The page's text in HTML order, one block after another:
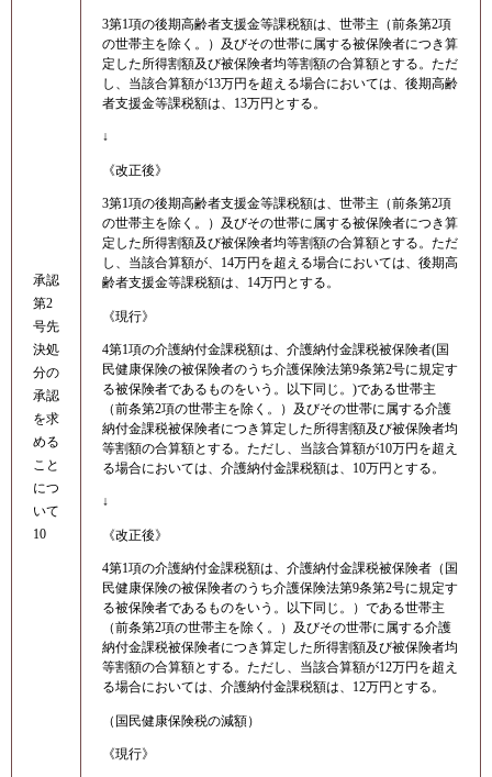
承認
第2
号先
決処
分の
承認
を求
める
こと
につ
いて
10
3第1項の後期高齢者支援金等課税額は、世帯主（前条第2項
の世帯主を除く。）及びその世帯に属する被保険者につき算
定した所得割額及び被保険者均等割額の合算額とする。ただ
し、当該合算額が13万円を超える場合においては、後期高齢
者支援金等課税額は、13万円とする。
↓
《改正後》
3第1項の後期高齢者支援金等課税額は、世帯主（前条第2項
の世帯主を除く。）及びその世帯に属する被保険者につき算
定した所得割額及び被保険者均等割額の合算額とする。ただ
し、当該合算額が、14万円を超える場合においては、後期高
齢者支援金等課税額は、14万円とする。
《現行》
4第1項の介護納付金課税額は、介護納付金課税被保険者(国
民健康保険の被保険者のうち介護保険法第9条第2号に規定す
る被保険者であるものをいう。以下同じ。)である世帯主
（前条第2項の世帯主を除く。）及びその世帯に属する介護
納付金課税被保険者につき算定した所得割額及び被保険者均
等割額の合算額とする。ただし、当該合算額が10万円を超え
る場合においては、介護納付金課税額は、10万円とする。
↓
《改正後》
4第1項の介護納付金課税額は、介護納付金課税被保険者（国
民健康保険の被保険者のうち介護保険法第9条第2号に規定す
る被保険者であるものをいう。以下同じ。）である世帯主
（前条第2項の世帯主を除く。）及びその世帯に属する介護
納付金課税被保険者につき算定した所得割額及び被保険者均
等割額の合算額とする。ただし、当該合算額が12万円を超え
る場合においては、介護納付金課税額は、12万円とする。
（国民健康保険税の減額）
《現行》